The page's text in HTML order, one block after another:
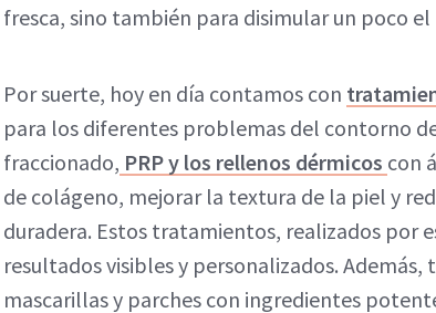
fresca, sino también para disimular un poco el
Por suerte, hoy en día contamos con
para los diferentes problemas del contorno
fraccionado, PRP y los rellenos dérmicos con
de colágeno, mejorar la textura de la piel y
duradera. Estos tratamientos, realizados por
resultados visibles y personalizados.
mascarillas y parches con ingredientes